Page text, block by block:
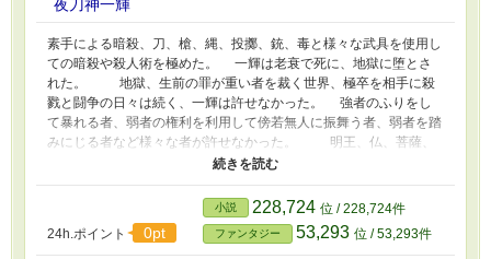
夜刀神一輝
素手による暗殺、刀、槍、縄、投擲、銃、毒と様々な武具を使用し
ての暗殺や殺人術を極めた。 一輝は老衰で死に、地獄に堕とさ
れた。 地獄、生前の罪が重い者を裁く世界、極卒を相手に殺
戮と闘争の日々は続く、一輝は許せなかった。 強者のふりをし
て暴れる者、弱者の権利を利用して傍若無人に振舞う者、弱者を踏
みにじる者など様々な者が許せなかった。 明王、仏、菩薩、
天部にすら戦いを挑む一輝に天界の武を司る者達もうんざりしてい
た。 天界の決定により転生させられた一輝、新たな世界はダ
ンジョンが存在し、異能者や武人などが大いに活躍する世界、過去
の英雄の能力を受け継ぎ、２代目の英雄を襲名する、武家や侍の系
譜の子孫達がダンジョンに挑む世界。 そんな世界の名武門の
24h.ポイント 0pt
小説 228,724 位 / 228,724件
ファンタジー 53,293 位 / 53,293件